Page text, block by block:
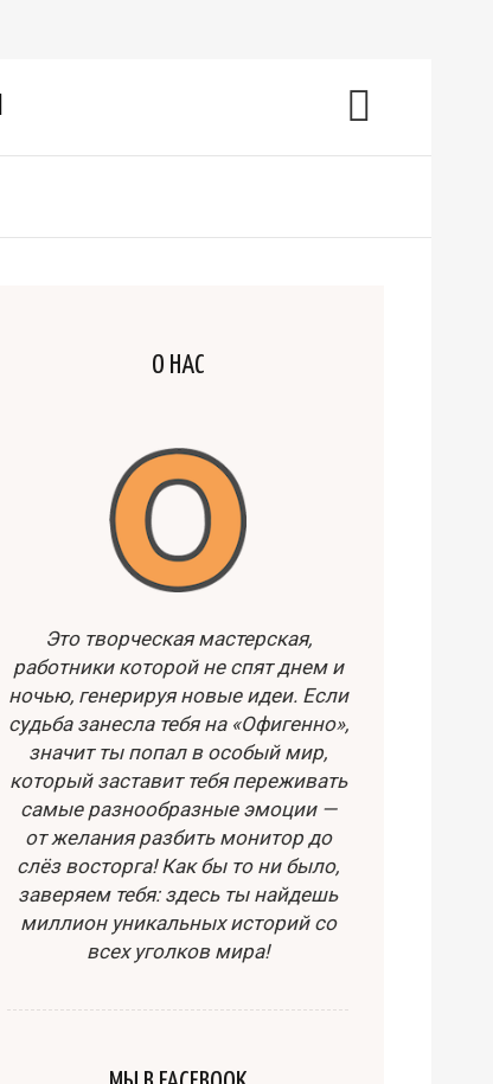
О НАС
Это творческая мастерская,
работники которой не спят днем и
ночью, генерируя новые идеи. Если
судьба занесла тебя на «Офигенно»,
значит ты попал в особый мир,
который заставит тебя переживать
самые разнообразные эмоции —
от желания разбить монитор до
слёз восторга! Как бы то ни было,
заверяем тебя: здесь ты найдешь
миллион уникальных историй со
всех уголков мира!